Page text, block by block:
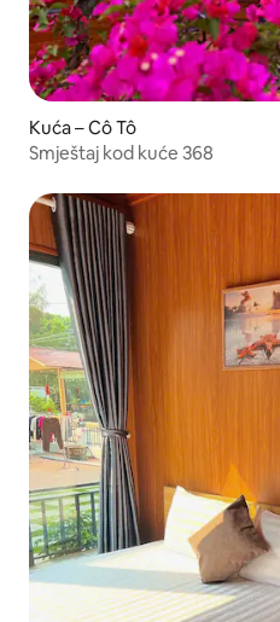
Kuća – Cô Tô
Smještaj kod kuće 368